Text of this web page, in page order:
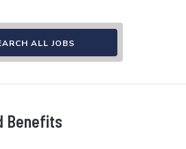
ALL JOBS
Benefits